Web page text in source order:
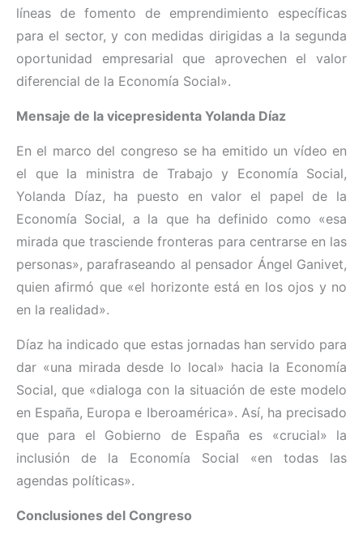
líneas de fomento de emprendimiento específicas
para el sector, y con medidas dirigidas a la segunda
oportunidad empresarial que aprovechen el valor
diferencial de la Economía Social».
Mensaje de la vicepresidenta Yolanda Díaz
En el marco del congreso se ha emitido un vídeo en
el que la ministra de Trabajo y Economía Social,
Yolanda Díaz, ha puesto en valor el papel de la
Economía Social, a la que ha definido como «esa
mirada que trasciende fronteras para centrarse en las
personas», parafraseando al pensador Ángel Ganivet,
quien afirmó que «el horizonte está en los ojos y no
en la realidad».
Díaz ha indicado que estas jornadas han servido para
dar «una mirada desde lo local» hacia la Economía
Social, que «dialoga con la situación de este modelo
en España, Europa e Iberoamérica». Así, ha precisado
que para el Gobierno de España es «crucial» la
inclusión de la Economía Social «en todas las
agendas políticas».
Conclusiones del Congreso